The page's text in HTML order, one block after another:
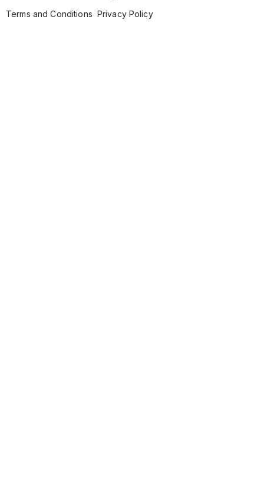
Terms and Conditions Privacy Policy